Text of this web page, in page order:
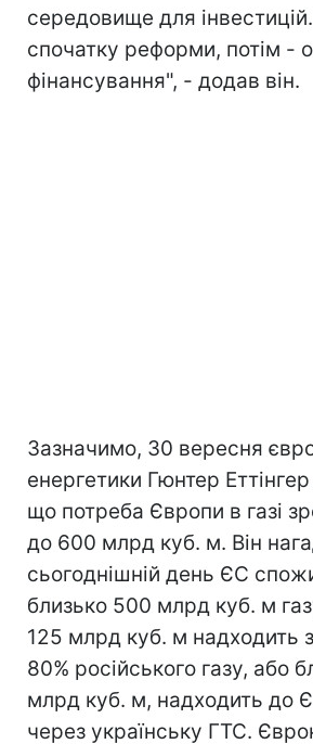
середовище для
спочатку реформи, потім -
фінансування", - додав він.
Зазначимо, 30 вересня
енергетики Гюнтер
що потреба Європи в газі
до 600 млрд куб. м. Він
сьогоднішній день ЄС
близько 500 млрд куб. м
125 млрд куб. м надходить з
80% російського газу, або
млрд куб. м, надходить до
через українську ГТС.